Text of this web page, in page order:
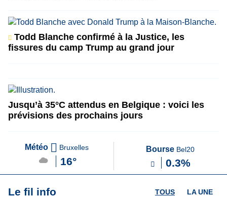
Todd Blanche confirmé à la Justice, les
fissures du camp Trump au grand jour
Jusqu’à 35°C attendus en Belgique : voici les
prévisions des prochains jours
Météo Bruxelles
16°
Bourse Bel20
0.3%
Le fil info LA UNE
TOUS